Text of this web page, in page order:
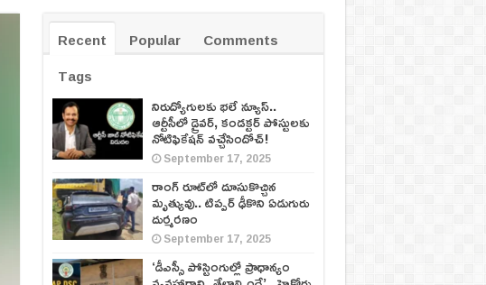
Recent Popular
Comments
Tags
నిరుద్యోగులకు భలే న్యూస్..
ఆర్టీసీలో డ్రైవర్, కండక్టర్‌ పోస్టులకు
నోటిఫికేషన్‌ వచ్చేసిందోచ్‌!
September 17, 2025
రాంగ్ రూట్‌లో దూసుకొచ్చిన
మృత్యువు.. టిప్పర్ ఢీకొని ఏడుగురు
దుర్మరణం
September 17, 2025
‘డీఎస్సీ పోస్టింగుల్లో ప్రాధాన్యం